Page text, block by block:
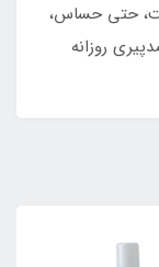
حتی حساس،
روزانه